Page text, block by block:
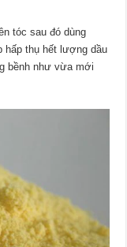
tóc sau đó dùng
hấp thụ hết lượng dầu
bềnh như vừa mới